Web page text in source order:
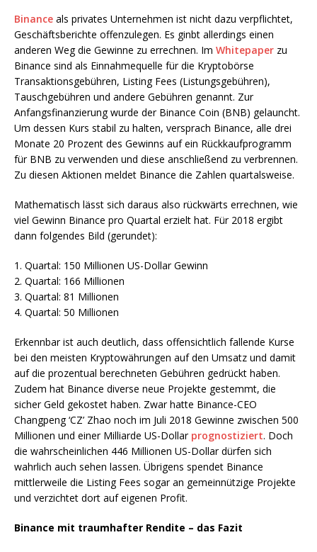
Binance als privates Unternehmen ist nicht dazu verpflichtet,
Geschäftsberichte offenzulegen. Es ginbt allerdings einen
anderen Weg die Gewinne zu errechnen. Im Whitepaper zu
Binance sind als Einnahmequelle für die Kryptobörse
Transaktionsgebühren, Listing Fees (Listungsgebühren),
Tauschgebühren und andere Gebühren genannt. Zur
Anfangsfinanzierung wurde der Binance Coin (BNB) gelauncht.
Um dessen Kurs stabil zu halten, versprach Binance, alle drei
Monate 20 Prozent des Gewinns auf ein Rückkaufprogramm
für BNB zu verwenden und diese anschließend zu verbrennen.
Zu diesen Aktionen meldet Binance die Zahlen quartalsweise.
Mathematisch lässt sich daraus also rückwärts errechnen, wie
viel Gewinn Binance pro Quartal erzielt hat. Für 2018 ergibt
dann folgendes Bild (gerundet):
1. Quartal: 150 Millionen US-Dollar Gewinn
2. Quartal: 166 Millionen
3. Quartal: 81 Millionen
4. Quartal: 50 Millionen
Erkennbar ist auch deutlich, dass offensichtlich fallende Kurse
bei den meisten Kryptowährungen auf den Umsatz und damit
auf die prozentual berechneten Gebühren gedrückt haben.
Zudem hat Binance diverse neue Projekte gestemmt, die
sicher Geld gekostet haben. Zwar hatte Binance-CEO
Changpeng ‘CZ’ Zhao noch im Juli 2018 Gewinne zwischen 500
Millionen und einer Milliarde US-Dollar prognostiziert. Doch
die wahrscheinlichen 446 Millionen US-Dollar dürfen sich
wahrlich auch sehen lassen. Übrigens spendet Binance
mittlerweile die Listing Fees sogar an gemeinnützige Projekte
und verzichtet dort auf eigenen Profit.
Binance mit traumhafter Rendite – das Fazit